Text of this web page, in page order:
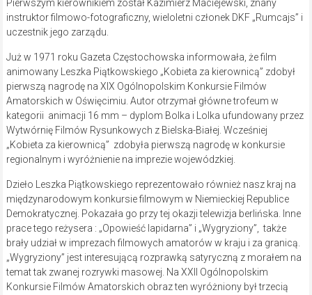
Pierwszym kierownikiem został Kazimierz Maciejewski, znany
instruktor filmowo-fotograficzny, wieloletni członek DKF „Rumcajs” i
uczestnik jego zarządu.
Już w 1971 roku Gazeta Częstochowska informowała, że film
animowany Leszka Piątkowskiego „Kobieta za kierownicą” zdobył
pierwszą nagrodę na XIX Ogólnopolskim Konkursie Filmów
Amatorskich w Oświęcimiu. Autor otrzymał główne trofeum w
kategorii animacji 16 mm – dyplom Bolka i Lolka ufundowany przez
Wytwórnię Filmów Rysunkowych z Bielska-Białej. Wcześniej
„Kobieta za kierownicą” zdobyła pierwszą nagrodę w konkursie
regionalnym i wyróżnienie na imprezie wojewódzkiej.
Dzieło Leszka Piątkowskiego reprezentowało również nasz kraj na
międzynarodowym konkursie filmowym w Niemieckiej Republice
Demokratycznej. Pokazała go przy tej okazji telewizja berlińska. Inne
prace tego reżysera : „Opowieść lapidarna” i „Wygryziony”, także
brały udział w imprezach filmowych amatorów w kraju i za granicą.
„Wygryziony” jest interesującą rozprawką satyryczną z morałem na
temat tak zwanej rozrywki masowej. Na XXII Ogólnopolskim
Konkursie Filmów Amatorskich obraz ten wyróżniony był trzecią